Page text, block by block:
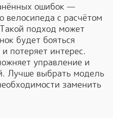
ошибок —
велосипеда с расчётом
подход может
будет бояться
потеряет интерес.
управление и
Лучше выбрать модель
заменить